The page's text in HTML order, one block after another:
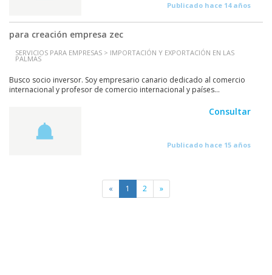
Publicado hace 14 años
para creación empresa zec
SERVICIOS PARA EMPRESAS > IMPORTACIÓN Y EXPORTACIÓN EN LAS
PALMAS
Busco socio inversor. Soy empresario canario dedicado al comercio
internacional y profesor de comercio internacional y países...
Consultar
Publicado hace 15 años
« 1 2 »